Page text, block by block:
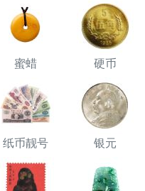
蜜蜡 硬币
纸币靓号 银元